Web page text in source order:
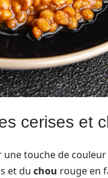
cerises et
touche de
et du chou rouge en